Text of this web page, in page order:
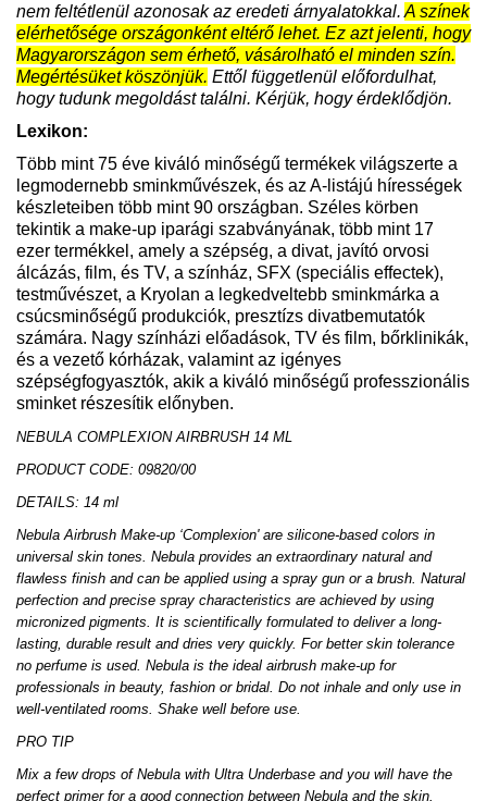
nem feltétlenül azonosak az eredeti árnyalatokkal. A színek
elérhetősége országonként eltérő lehet. Ez azt jelenti, hogy
Magyarországon sem érhető, vásárolható el minden szín.
Megértésüket köszönjük. Ettől függetlenül előfordulhat,
hogy tudunk megoldást találni. Kérjük, hogy érdeklődjön.
Lexikon:
Több mint 75 éve kiváló minőségű termékek világszerte a
legmodernebb sminkművészek, és az A-listájú hírességek
készleteiben több mint 90 országban. Széles körben
tekintik a make-up iparági szabványának, több mint 17
ezer termékkel, amely a szépség, a divat, javító orvosi
álcázás, film, és TV, a színház, SFX (speciális effectek),
testművészet, a Kryolan a legkedveltebb sminkmárka a
csúcsminőségű produkciók, presztízs divatbemutatók
számára. Nagy színházi előadások, TV és film, bőrklinikák,
és a vezető kórházak, valamint az igényes
szépségfogyasztók, akik a kiváló minőségű professzionális
sminket részesítik előnyben.
NEBULA COMPLEXION AIRBRUSH 14 ML
PRODUCT CODE: 09820/00
DETAILS: 14 ml
Nebula Airbrush Make-up ‘Complexion' are silicone-based colors in
universal skin tones. Nebula provides an extraordinary natural and
flawless finish and can be applied using a spray gun or a brush. Natural
perfection and precise spray characteristics are achieved by using
micronized pigments. It is scientifically formulated to deliver a long-
lasting, durable result and dries very quickly. For better skin tolerance
no perfume is used. Nebula is the ideal airbrush make-up for
professionals in beauty, fashion or bridal. Do not inhale and only use in
well-ventilated rooms. Shake well before use.
PRO TIP
Mix a few drops of Nebula with Ultra Underbase and you will have the
perfect primer for a good connection between Nebula and the skin.